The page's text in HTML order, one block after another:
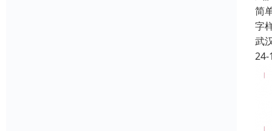
简
字
武
24-